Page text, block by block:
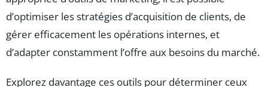
d’optimiser les stratégies d’acquisition de clients, de
gérer efficacement les opérations internes, et
d’adapter constamment l’offre aux besoins du marché.
Explorez davantage ces outils pour déterminer ceux